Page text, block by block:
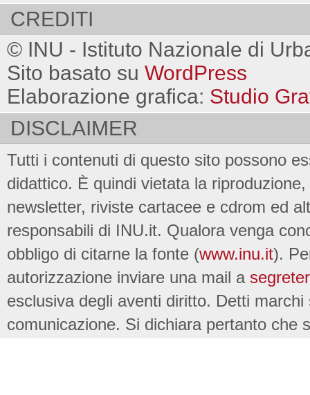
CREDITI
© INU - Istituto Nazionale di
Sito basato su WordPress
Elaborazione grafica: Studio
DISCLAIMER
Tutti i contenuti di questo sito possono
didattico. È quindi vietata la
newsletter, riviste cartacee e cdrom ed
responsabili di INU.it. Qualora venga
obbligo di citarne la fonte (www.inu.it).
autorizzazione inviare una mail a
esclusiva degli aventi diritto. Detti
comunicazione. Si dichiara pertanto che